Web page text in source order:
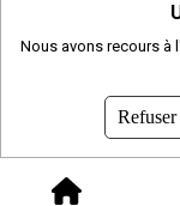
Nous avons recours à
Refuser